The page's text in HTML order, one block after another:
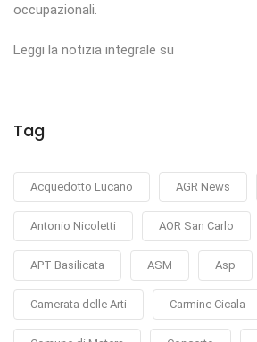
occupazionali.
Leggi la notizia integrale su
Tag
Acquedotto Lucano AGR News
Antonio Nicoletti AOR San Carlo
APT Basilicata ASM Asp
Camerata delle Arti Carmine Cicala